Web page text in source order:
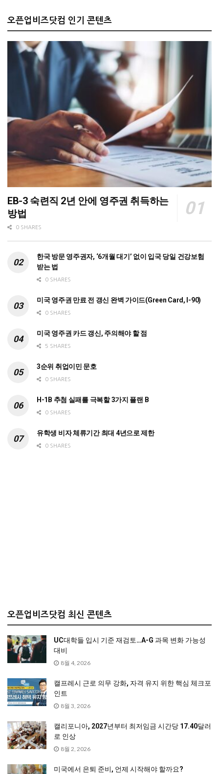
오픈업비즈닷컴 인기 콘텐츠
EB-3 숙련직 2년 안에 영주권 취득하는
방법
0 SHARES
한국 방문 영주권자, ‘6개월 대기’ 없이 입국 당일 건강보험
받는 법
0 SHARES
미국 영주권 만료 전 갱신 완벽 가이드(Green Card, I-90)
0 SHARES
미국 영주권 카드 갱신, 주의해야 할 점
5 SHARES
3순위 취업이민 문호
0 SHARES
H-1B 추첨 실패를 극복할 3가지 플랜 B
0 SHARES
유학생 비자 체류기간 최대 4년으로 제한
0 SHARES
오픈업비즈닷컴 최신 콘텐츠
UC대학들 입시 기준 재검토…A-G 과목 변화 가능성
대비
8월 4, 2026
캘프레시 근로 의무 강화, 자격 유지 위한 핵심 체크포
인트
8월 3, 2026
캘리포니아, 2027년부터 최저임금 시간당 17.40달러
로 인상
8월 2, 2026
미국에서 은퇴 준비, 언제 시작해야 할까요?